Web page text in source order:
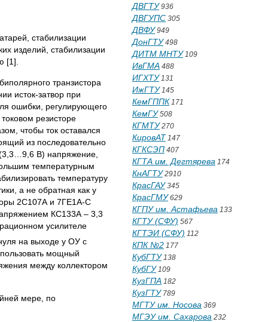
стабилизации
изделий, стабилизации
[1].
транзистора
исток-затвор при
ошибки, регулирующего
резисторе
чтобы ток оставался
из последовательно
В) напряжение,
температурным
температуру
а не обратная как у
2С107А и 7ГЕ1А-С
КС133А – 3,3
усилителе
на выходе у ОУ с
мощный
между коллектором
мере, по
ДВГТУ936
ДВГУПС 305
ДВФУ949
ДонГТУ498
ДИТМ МНТУ109
ИвГМА 488
ИГХТУ131
ИжГТУ145
КемГППК 171
КемГУ508
КГМТУ270
КировАТ 147
КГКСЭП 407
КГТА им. Дегтярева 174
КнАГТУ2910
КрасГАУ345
КрасГМУ629
КГПУ им. Астафьева 133
КГТУ (СФУ) 567
КГТЭИ (СФУ) 112
КПК №2 177
КубГТУ138
КубГУ109
КузГПА 182
КузГТУ789
МГТУ им. Носова 369
МГЭУ им. Сахарова 232